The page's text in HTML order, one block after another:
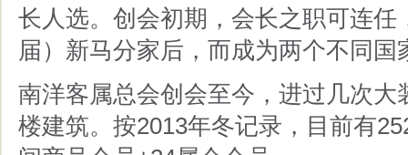
长人选。创会初期，会长之职可连
届）新马分家后，而成为两个不同
南洋客属总会创会至今，进过几次
楼建筑。按2013年冬记录，目前有